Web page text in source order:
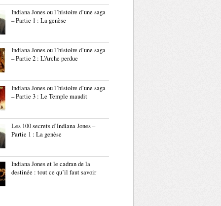
Indiana Jones ou l’histoire d’une saga
– Partie 1 : La genèse
Indiana Jones ou l’histoire d’une saga
– Partie 2 : L’Arche perdue
Indiana Jones ou l’histoire d’une saga
– Partie 3 : Le Temple maudit
Les 100 secrets d’Indiana Jones –
Partie 1 : La genèse
Indiana Jones et le cadran de la
destinée : tout ce qu’il faut savoir